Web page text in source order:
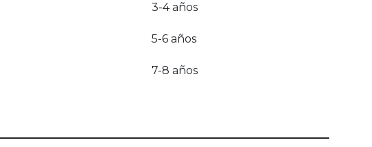
3-4 años
5-6 años
7-8 años